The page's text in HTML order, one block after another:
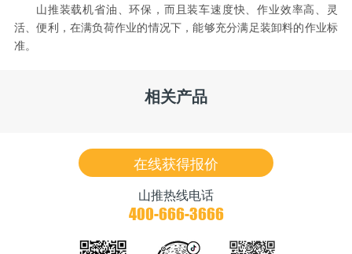
山推装载机省油、环保，而且装车速度快、作业效率高、灵
活、便利，在满负荷作业的情况下，能够充分满足装卸料的作业标
准。
相关产品
在线获得报价
山推热线电话
400-666-3666